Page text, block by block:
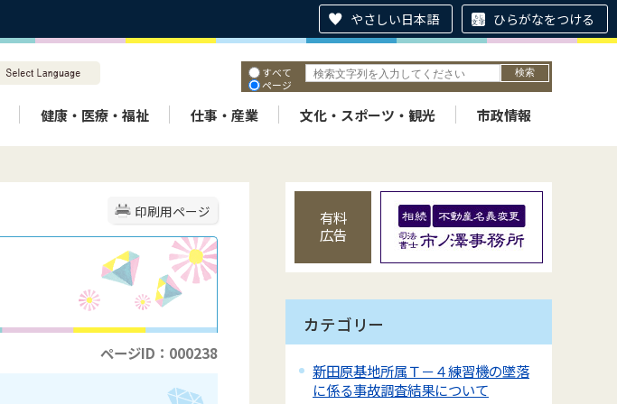
やさしい日本語 ひらがなをつける
すべて
ページ
健康・医療・福祉 仕事・産業 文化・スポーツ・観光 市政情報
印刷用ページ
ページID：000238
有料
広告
カテゴリー
新田原基地所属Ｔ－４練習機の墜落
に係る事故調査結果について